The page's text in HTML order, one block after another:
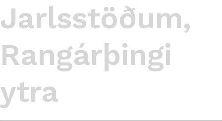
Jarlsstöðum,
Rangárþingi
ytra